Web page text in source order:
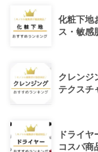
化粧下地
ス・敏感
クレンジ
テクスチ
ドライ
コスパ商